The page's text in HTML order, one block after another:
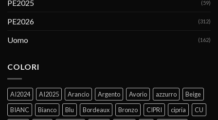
PE2025 (59)
PE2026 (312)
Uomo (162)
COLORI
AI2024 AI2025 Arancio Argento Avorio azzurro
Beige
BIANC
Bianco Blu Bordeaux Bronzo CIPRI cipria CU